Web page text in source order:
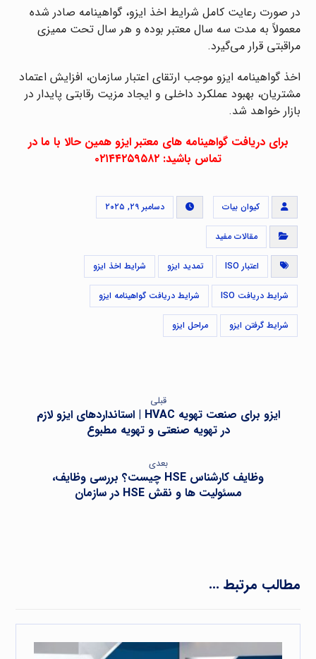
در صورت رعایت کامل شرایط اخذ ایزو، گواهینامه صادر شده
معمولاً به مدت سه سال معتبر بوده و هر سال تحت ممیزی
مراقبتی قرار می‌گیرد.
اخذ گواهینامه ایزو موجب ارتقای اعتبار سازمان، افزایش اعتماد
مشتریان، بهبود عملکرد داخلی و ایجاد مزیت رقابتی پایدار در
بازار خواهد شد.
برای دریافت گواهینامه های معتبر ایزو همین حالا با ما در
تماس باشید: ۰۲۱۴۴۲۵۹۵۸۲
کیوان بیات دسامبر ۲۹, ۲۰۲۵
مقالات مفید
اعتبار ISO تمدید ایزو شرایط اخذ ایزو
شرایط دریافت ISO شرایط دریافت گواهینامه ایزو
شرایط گرفتن ایزو مراحل ایزو
قبلی
ایزو برای صنعت تهویه HVAC | استانداردهای ایزو لازم
در تهویه صنعتی و تهویه مطبوع
بعدی
وظایف کارشناس HSE چیست؟ بررسی وظایف،
مسئولیت ها و نقش HSE در سازمان
مطالب مرتبط ...